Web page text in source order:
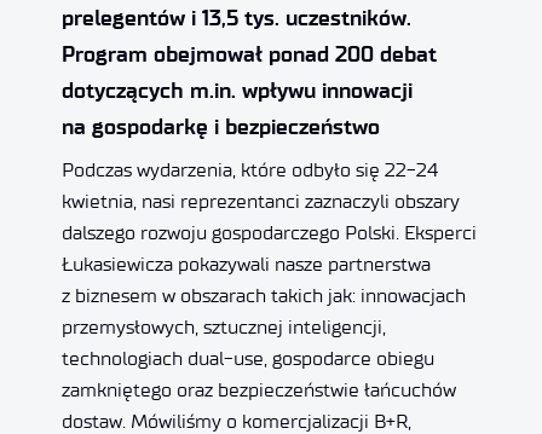
prelegentów i 13,5 tys. uczestników.
Program obejmował ponad 200 debat
dotyczących m.in. wpływu innowacji
na gospodarkę i bezpieczeństwo
Podczas wydarzenia, które odbyło się 22-24
kwietnia, nasi reprezentanci zaznaczyli obszary
dalszego rozwoju gospodarczego Polski. Eksperci
Łukasiewicza pokazywali nasze partnerstwa
z biznesem w obszarach takich jak: innowacjach
przemysłowych, sztucznej inteligencji,
technologiach dual-use, gospodarce obiegu
zamkniętego oraz bezpieczeństwie łańcuchów
dostaw. Mówiliśmy o komercjalizacji B+R,